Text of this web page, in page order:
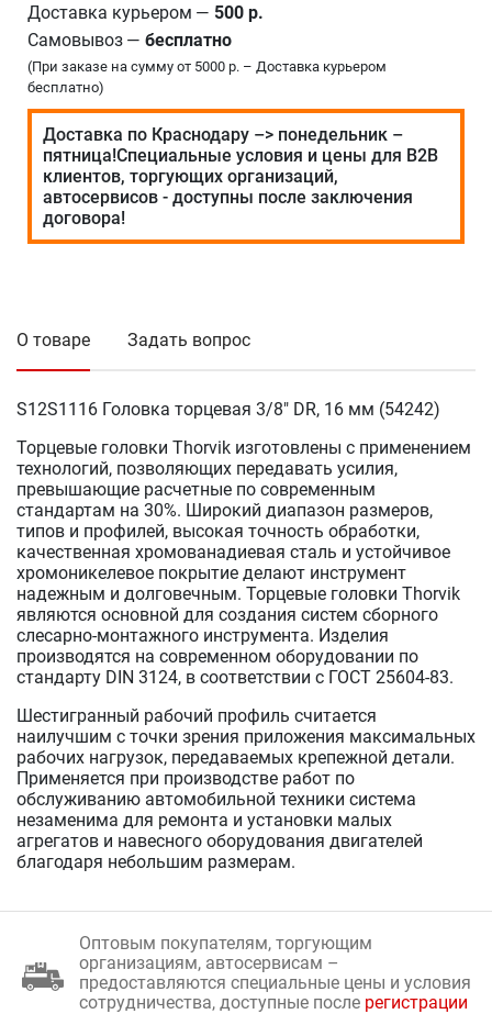
Доставка курьером — 500 р.
Самовывоз — бесплатно
(При заказе на сумму от 5000 р. – Доставка курьером
бесплатно)
Доставка по Краснодару –> понедельник –
пятница!Специальные условия и цены для В2В
клиентов, торгующих организаций,
автосервисов - доступны после заключения
договора!
О товаре Задать вопрос
S12S1116 Головка торцевая 3/8" DR, 16 мм (54242)
Торцевые головки Thorvik изготовлены с применением
технологий, позволяющих передавать усилия,
превышающие расчетные по современным
стандартам на 30%. Широкий диапазон размеров,
типов и профилей, высокая точность обработки,
качественная хромованадиевая сталь и устойчивое
хромоникелевое покрытие делают инструмент
надежным и долговечным. Торцевые головки Thorvik
являются основной для создания систем сборного
слесарно-монтажного инструмента. Изделия
производятся на современном оборудовании по
стандарту DIN 3124, в соответствии с ГОСТ 25604-83.
Шестигранный рабочий профиль считается
наилучшим с точки зрения приложения максимальных
рабочих нагрузок, передаваемых крепежной детали.
Применяется при производстве работ по
обслуживанию автомобильной техники система
незаменима для ремонта и установки малых
агрегатов и навесного оборудования двигателей
благодаря небольшим размерам.
Оптовым покупателям, торгующим
организациям, автосервисам –
предоставляются специальные цены и условия
сотрудничества, доступные после регистрации